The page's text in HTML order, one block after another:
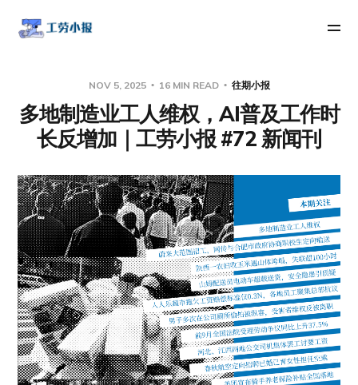
NOV 5, 2025 16 MIN READ 往期小报
多地制造业工人维权，AI普及工作时
长反增加｜工劳小报 #72 新闻刊